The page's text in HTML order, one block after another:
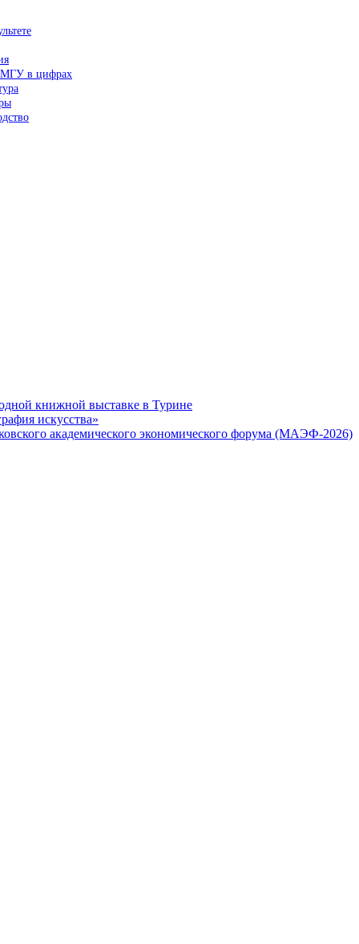
книжной выставке в Турине
искусства»
академического экономического форума (МАЭФ-2026)
в цифрах